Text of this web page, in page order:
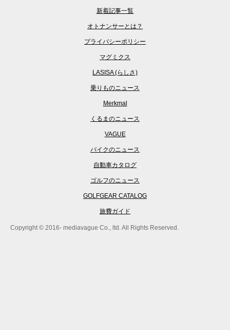
新着記事一覧
オトナンサーとは？
プライバシーポリシー
マグミクス
LASISA (らしさ)
乗りものニュース
Merkmal
くるまのニュース
VAGUE
バイクのニュース
自動車カタログ
ゴルフのニュース
GOLFGEAR CATALOG
旅費ガイド
Copyright © 2016- mediavague Co., ltd. All Rights Reserved.